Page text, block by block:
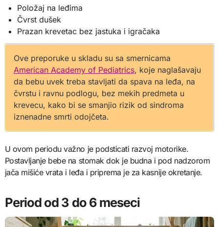
Položaj na leđima
Čvrst dušek
Prazan krevetac bez jastuka i igračaka
Ove preporuke u skladu su sa smernicama
American Academy of Pediatrics, koje naglašavaju
da bebu uvek treba stavljati da spava na leđa, na
čvrstu i ravnu podlogu, bez mekih predmeta u
krevecu, kako bi se smanjio rizik od sindroma
iznenadne smrti odojčeta.
U ovom periodu važno je podsticati razvoj motorike.
Postavljanje bebe na stomak dok je budna i pod nadzorom
jača mišiće vrata i leđa i priprema je za kasnije okretanje.
Period od 3 do 6 meseci